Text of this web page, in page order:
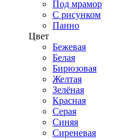
Под мрамор
С рисунком
Панно
Цвет
Бежевая
Белая
Бирюзовая
Желтая
Зелёная
Красная
Серая
Синяя
Сиреневая